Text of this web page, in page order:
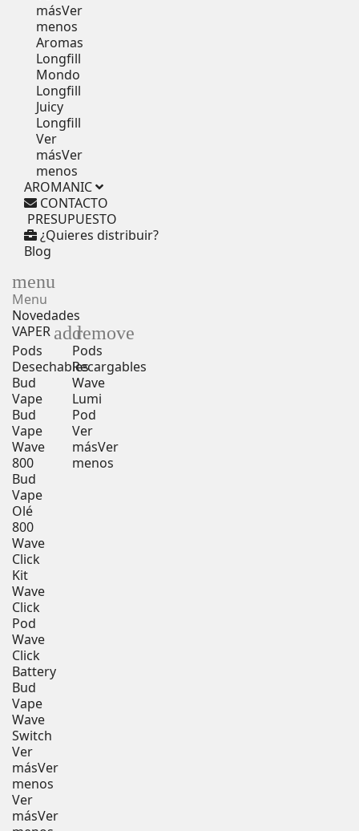
másVer
menos
Aromas
Longfill
Mondo
Longfill
Juicy
Longfill
Ver
másVer
menos
AROMANIC
CONTACTO
PRESUPUESTO
¿Quieres distribuir?
Blog
menu
Menu
Novedades
VAPER addremove
Pods
Desechables
Bud
Vape
Bud
Vape
Wave
800
Bud
Vape
Olé
800
Wave
Click
Kit
Wave
Click
Pod
Wave
Click
Battery
Bud
Vape
Wave
Switch
Ver
másVer
menos
Ver
másVer
Pods
Recargables
Wave
Lumi
Pod
Ver
másVer
menos